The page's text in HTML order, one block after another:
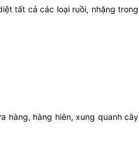
tất cả các loại ruồi, nhặng trong
hàng, hàng hiên, xung quanh cây